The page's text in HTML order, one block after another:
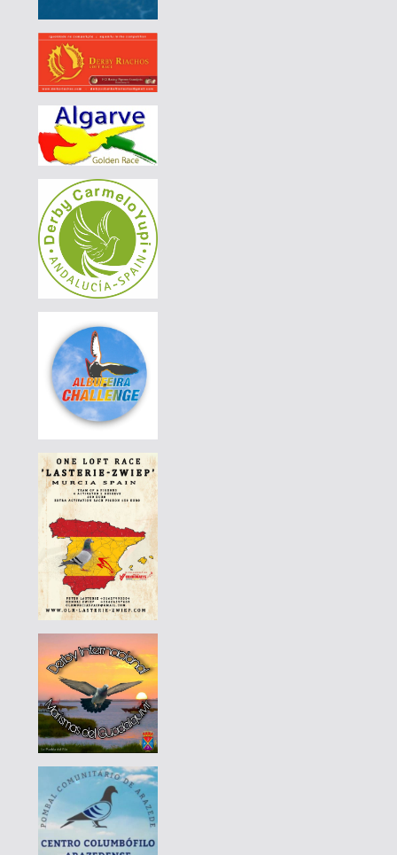
297-015|360 EUR
PEDRO JOSÉ "SOUTH FLYERS"
297-015|320 EUR
PEDRO JOSÉ "SOUTH FLYERS"
297-015|300 EUR
PEDRO JOSÉ "SOUTH FLYERS"
260 EUR
PEDRO JOSÉ "SOUTH FLYERS"
297-015| 240 EUR
PEDRO JOSÉ "SOUTH FLYERS"
DE-25-08988-435|75 EUR
DE-25-04117-1772 |160 EUR
AGD WINTER RACE 2026 - 13A